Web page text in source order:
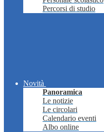
Percorsi di studio
Novità
Panoramica
Le notizie
Le circolari
Calendario eventi
Albo online